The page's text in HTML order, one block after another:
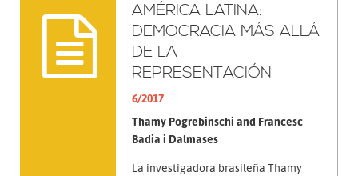
AMÉRICA LATINA:
DEMOCRACIA MÁS ALLÁ
DE LA
REPRESENTACIÓN
6/2017
Thamy Pogrebinschi and Francesc
Badia i Dalmases
La investigadora brasileña Thamy